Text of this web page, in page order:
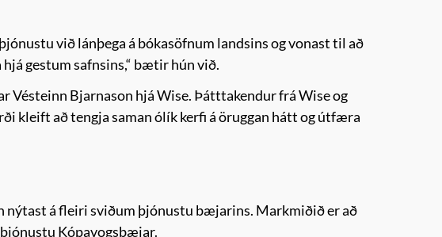
við lánþega á bókasöfnum landsins og vonast til að
gestum safnsins,“ bætir hún við.
Bjarnason hjá Wise. Þátttakendur frá Wise og
kleift að tengja saman ólík kerfi á öruggan hátt og útfæra
nýtast á fleiri sviðum þjónustu bæjarins. Markmiðið er að
Kópavogsbæjar.